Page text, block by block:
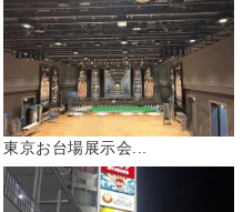
東京お台場展示会...